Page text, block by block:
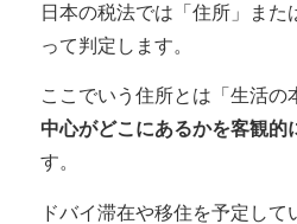
日本の税法では「住所」また
って判定します。
ここでいう住所とは「生活の
中心がどこにあるかを客観的
す。
ドバイ滞在や移住を予定して